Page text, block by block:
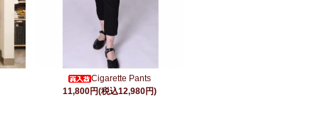
Cigarette Pants
11,800円(税込12,980円)